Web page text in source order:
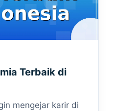
Terbaik di
mengejar karir di